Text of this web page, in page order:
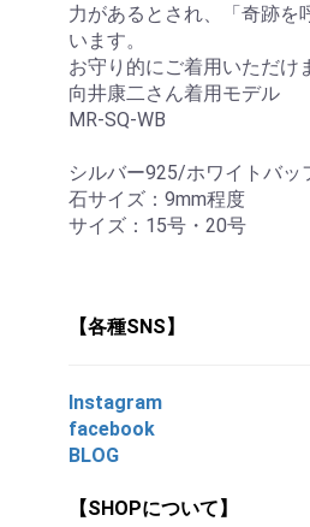
力があるとされ、「奇跡を
います。
お守り的にご着用いただけ
向井康二さん着用モデル
MR-SQ-WB
シルバー925/ホワイトバッ
石サイズ：9mm程度
サイズ：15号・20号
【各種SNS】
Instagram
facebook
BLOG
【SHOPについて】